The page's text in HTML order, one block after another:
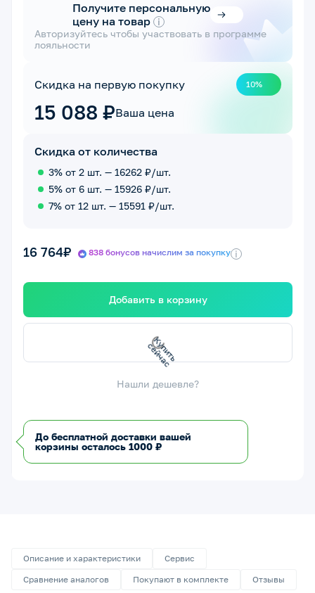
Получите персональную
цену на товар i
Авторизуйтесь чтобы участвовать в программе
лояльности
Скидка на первую покупку 10%
15 088 ₽Ваша цена
Скидка от количества
3% от 2 шт. — 16262 ₽/шт.
5% от 6 шт. — 15926 ₽/шт.
7% от 12 шт. — 15591 ₽/шт.
16 764₽ 838 бонусов начислим за покупку i
Добавить в корзину
К
у
п
и
т
ь
с
е
й
ч
а
с
Нашли дешевле?
До бесплатной доставки вашей
корзины осталось 1000 ₽
Описание и характеристики
Сервис
Сравнение аналогов
Покупают в комплекте Отзывы